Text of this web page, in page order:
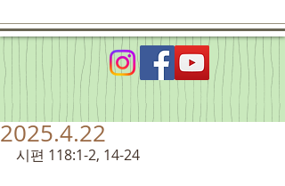
2025.4.22
시편 118:1-2, 14-24